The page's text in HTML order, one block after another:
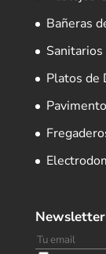
Bañeras
Platos de
Newsletter